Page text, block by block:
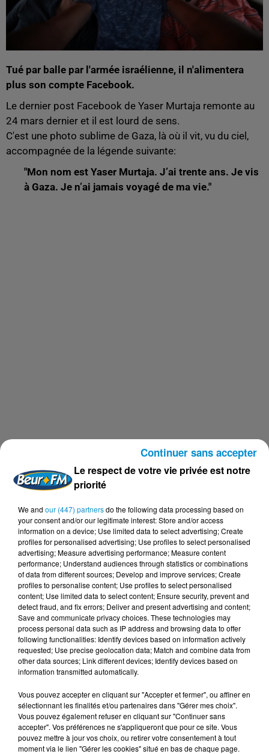
Tué par balle par l'armée israélienne, il n'alimentera
plus son compte Facebook.
Le dernier post Facebook de Yaser Murtaja remonte au
24 mars dernier et il est lourd de sens.
C'est une photo sublime de Gaza, là où il vit, vu du ciel,
accompagnée de la légende suivante:
"Mon nom est Yaser Murtaja. J’ai trente ans. Je vis
à Gaza. Je n’ai jamais voyagé de ma vie."
couvrait -gilet PRESS sur le dos- la marche du Grand
Retour à Gaza, sous blocus israélien.
D'autres journalistes qui étaient sur le terrain aux côtés
des palestiniens mobilisés ont eux-aussi été blessés ce
jour-là. Huit palestiniens ont été tués, dont deux enfants.
FIL D'ACTUS
5 août 2026
Visas français : l’Algérie décroche, le
Maroc et la Tunisie...
4 août 2026
Le respect de votre vie privée est notre
priorité
We and our (447) partnersdo the following data processing based on
your consent and/or our legitimate interest: Store and/or access
information on a device; Use limited data to select advertising; Create
profiles for personalised advertising; Use profiles to select personalised
advertising; Measure advertising performance; Measure content
performance; Understand audiences through statistics or combinations
of data from different sources; Develop and improve services; Create
profiles to personalise content; Use profiles to select personalised
content; Use limited data to select content; Ensure security, prevent and
detect fraud, and fix errors; Deliver and present advertising and content;
Save and communicate privacy choices. These technologies may
process personal data such as IP address and browsing data to offer
following functionalities: Identify devices based on information actively
requested; Use precise geolocation data; Match and combine data from
other data sources; Link different devices; Identify devices based on
information transmitted automatically.
Vous pouvez accepter en cliquant sur "Accepter et fermer", ou affiner en
sélectionnant les finalités et/ou partenaires dans "Gérer mes choix".
Vous pouvez également refuser en cliquant sur "Continuer sans
accepter". Vos préférences ne s'appliqueront que pour ce site. Vous
pouvez mettre à jour vos choix, ou retirer votre consentement à tout
moment via le lien "Gérer les cookies" situé en bas de chaque page.
Continuer sans accepter